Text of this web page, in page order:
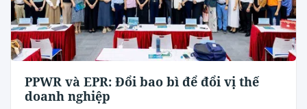
PPWR và EPR: Đổi bao bì để đổi vị thế
doanh nghiệp